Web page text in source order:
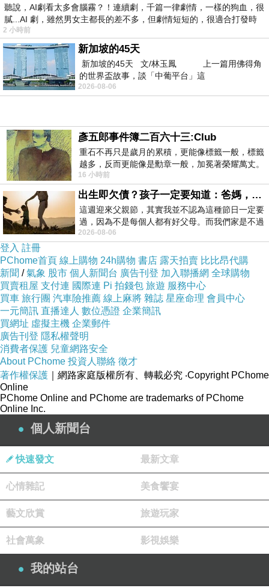
上一篇：AI🔍1950年代自台赴港發展的8位國語片明星─張仲文、穆虹、唐菁、黃宗迅、游娟、張小燕、藍天虹、夷光
下一篇：AI🔍1950年代出道的4對明星手足─樂蒂、雷震、林翠、曾江、張萊萊、藍娣、李敏、呂奇
聽說，AI劇看太多會腦霧？！連續劇，千篇一律劇情，一樣的狗血，很
膩...AI 劇，雖然男女主都長的差不多，但劇情短短的，很適合打發時
2 小時前
新加坡的45天
新加坡的45天 文/林玉鳳 上一篇用佛得角
的世界盃故事，談「中葡平台」這
2026-08-06
彥五郎事件簿二百六十三:Club
重石不再只是歲月的累積，更能像標籤一般，標籤
越多，反而更能像是勳章一般，加冕著榮耀萬丈。
習慣一如縱容，成了再難輕輕放下的罪證
16 小時前
出生即欠債？孩子一定要知道：爸媽，其實我不欠你們
這週迎來父親節，其實我並不認為這種節日一定要
過，因為不是每個人都有好父母。而我們家是不過
節的，平時也沒什麼儀式感，生活趨近冷
2026-08-06
登入 註冊
PChome首頁 線上購物 24h購物 書店 露天拍賣 比比昂代購
新聞 /氣象 股市 個人新聞台 廣告刊登 加入聯播網 全球購物
買賣租屋 支付連 國際連 Pi 拍錢包 旅遊 服務中心
買車 旅行團 汽車險推薦 線上麻將 雜誌 星座命理 會員中心
一元簡訊 直播達人 數位憑證 企業簡訊
買網址 虛擬主機 企業郵件
廣告刊登 隱私權聲明
消費者保護 兒童網路安全
About PChome 投資人聯絡 徵才
著作權保護 ｜網路家庭版權所有、轉載必究 ‧Copyright PChome
Online
PChome Online and PChome are trademarks of PChome
Online Inc.
個人新聞台
快速發文 最新文章
心情雜記 美食饗宴
藝文欣賞 旅遊玩家
社會萬象 影視娛樂
我的站台